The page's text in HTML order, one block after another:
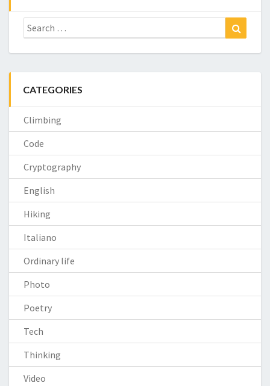
Search
for:
CATEGORIES
Climbing
Code
Cryptography
English
Hiking
Italiano
Ordinary life
Photo
Poetry
Tech
Thinking
Video